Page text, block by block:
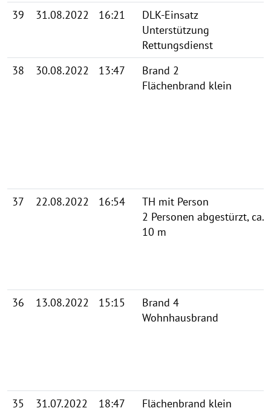
39 31.08.2022 16:21
DLK-Einsatz
Unterstützung
Rettungsdienst
38
30.08.2022 13:47
Brand 2
Flächenbrand klein
37 22.08.2022 16:54
TH mit Person
2 Personen abgestürzt, ca.
10 m
36 13.08.2022 15:15
Brand 4
Wohnhausbrand
35 31.07.2022 18:47 Flächenbrand klein